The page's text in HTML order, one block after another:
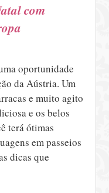
com
oportunidade
da Aústria. Um
e muito agito
e os belos
terá ótimas
em passeios
dicas que